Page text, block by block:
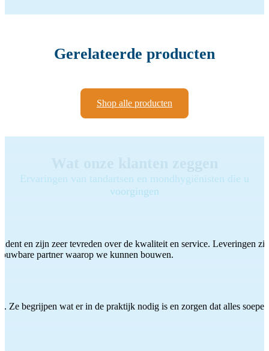
Gerelateerde producten
Shop alle producten
Ervaringen van tandartsen en mondhygiënisten die u
voorgingen
en zijn zeer tevreden over de kwaliteit en service. Leveringen
partner waarop we kunnen bouwen.
Ze begrijpen wat er in de praktijk nodig is en zorgen dat alles